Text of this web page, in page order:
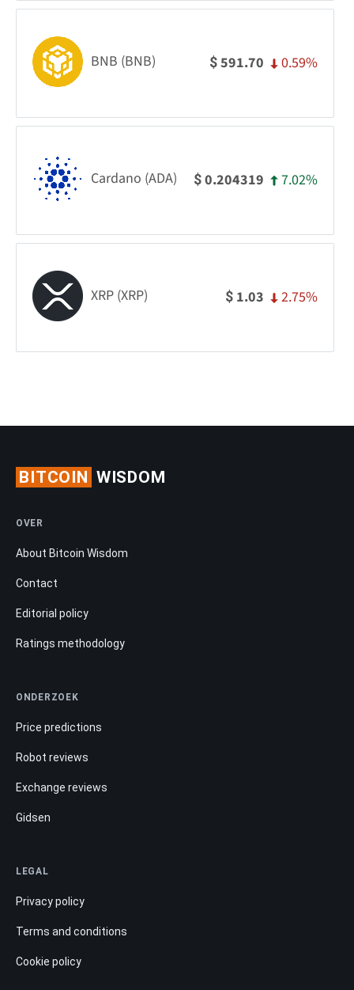
BNB (BNB) $591.70 0.59%
Cardano (ADA) $0.204319 7.02%
XRP (XRP) $ 1.03 2.75%
BITCOIN WISDOM
OVER
About Bitcoin Wisdom
Contact
Editorial policy
Ratings methodology
ONDERZOEK
Price predictions
Robot reviews
Exchange reviews
Gidsen
LEGAL
Privacy policy
Terms and conditions
Cookie policy